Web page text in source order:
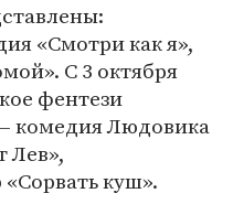
«Смотри как я»,
С 3 октября
фентези
комедия Людовика
Лев»,
куш».